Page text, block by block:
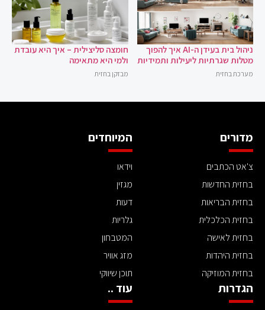
ניהול בית בעידן ה-AI איך להפוך
מטלות שגרתיות ליעילות ותמידיות
מערכת בחזית
חומצה סליצילית – איך היא עובדת
ולמי היא מתאימה
מבזקן בחזית
מדורים
צ'אט הכתבים
בחזית החדשות
בחזית הבריאות
בחזית הכלכלית
בחזית לאישה
בחזית היהדות
בחזית המוזיקה
המיוחדים
וידאו
מגזין
דעות
גלריות
המטבחון
מזג אוויר
תוכן שיווקי
הגדרות עוד ..